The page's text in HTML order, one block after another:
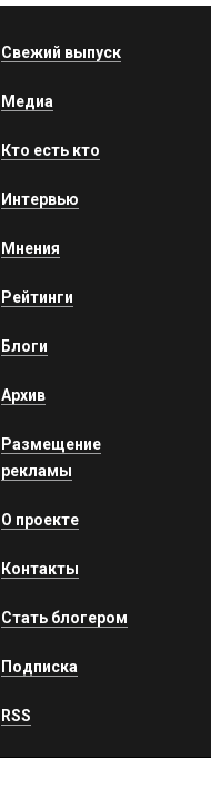
Свежий выпуск
Медиа
Кто есть кто
Интервью
Мнения
Рейтинги
Блоги
Архив
Размещение
рекламы
О проекте
Контакты
Стать блогером
Подписка
RSS